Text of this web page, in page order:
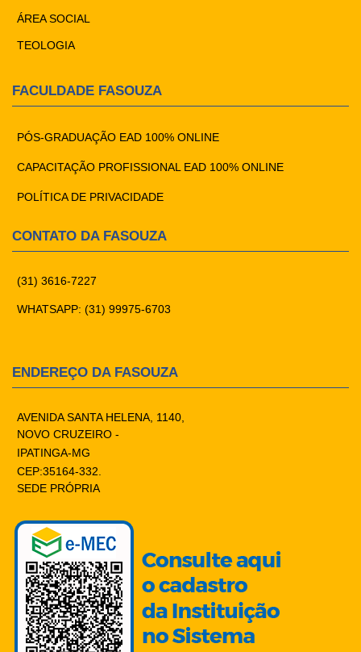
ÁREA SOCIAL
TEOLOGIA
FACULDADE FASOUZA
PÓS-GRADUAÇÃO EAD 100% ONLINE
CAPACITAÇÃO PROFISSIONAL EAD 100% ONLINE
POLÍTICA DE PRIVACIDADE
CONTATO DA FASOUZA
(31) 3616-7227
WHATSAPP: (31) 99975-6703
ENDEREÇO DA FASOUZA
AVENIDA SANTA HELENA, 1140,
NOVO CRUZEIRO -
IPATINGA-MG
CEP:35164-332.
SEDE PRÓPRIA